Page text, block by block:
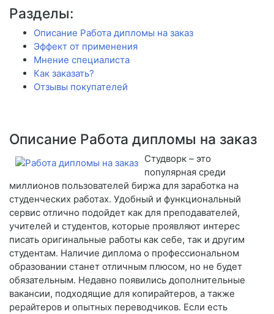
Разделы:
Описание Работа дипломы на заказ
Эффект от применения
Мнение специалиста
Как заказать?
Отзывы покупателей
Описание Работа дипломы на заказ
Студворк – это
популярная среди
миллионов пользователей биржа для заработка на
студенческих работах. Удобный и функциональный
сервис отлично подойдет как для преподавателей,
учителей и студентов, которые проявляют интерес
писать оригинальные работы как себе, так и другим
студентам. Наличие диплома о профессиональном
образовании станет отличным плюсом, но не будет
обязательным. Недавно появились дополнительные
вакансии, подходящие для копирайтеров, а также
рерайтеров и опытных переводчиков. Если есть